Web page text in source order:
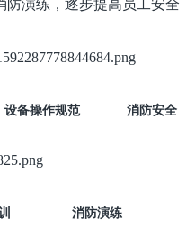
防演练，逐步提高员工安全
备操作规范 消防安全
培训 消防演练